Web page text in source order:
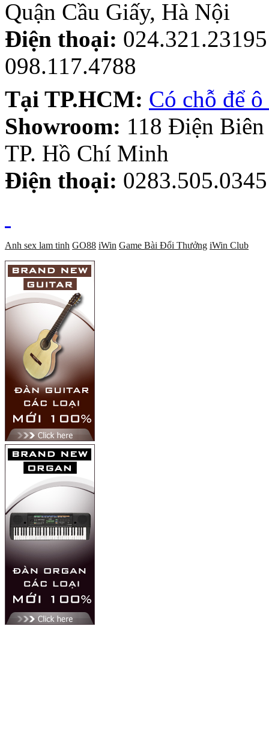
Quận Cầu Giấy, Hà Nội
Điện thoại:
098.117.4788
Tại TP.HCM: Có chỗ để
Showroom: 118 Điện
TP. Hồ Chí Minh
Điện thoại:
Anh sex lam tinh GO88 iWin Game Bài Đổi Thưởng iWin Club